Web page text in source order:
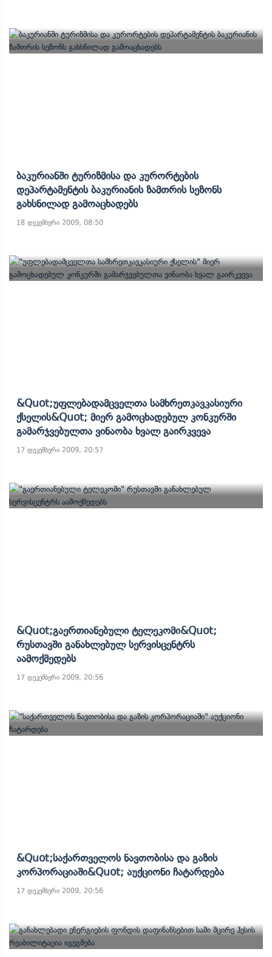
Ბაკურიანში Ტურიზმისა Და Კურორტების
Დეპარტამენტის Ბაკურიანის Ზამთრის Სეზონს
Გახსნილად Გამოაცხადებს
18 დეკემბერი 2009, 08:50
&quot;უფლებადამცველთა Სამხრეთკავკასიური
Ქსელის&quot; Მიერ Გამოცხადებულ Კონკურში
Გამარჯვებულთა Ვინაობა Ხვალ Გაირკვევა
17 დეკემბერი 2009, 20:57
&quot;გაერთიანებული Ტელეკომი&quot;
Რუსთავში Განახლებულ Სერვისცენტრს
Აამოქმედებს
17 დეკემბერი 2009, 20:56
&quot;საქართველოს Ნავთობისა Და Გაზის
Კორპორაციაში&quot; Აუქციონი Ჩატარდება
17 დეკემბერი 2009, 20:56